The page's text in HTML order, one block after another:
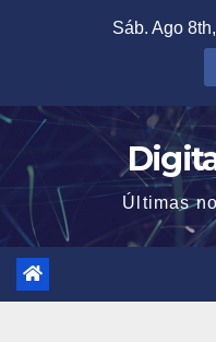
Sáb. Ago
Últimas